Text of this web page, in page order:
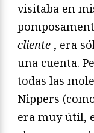
visitaba en
cliente , era
una cuenta.
todas las
Nippers
era muy útil,